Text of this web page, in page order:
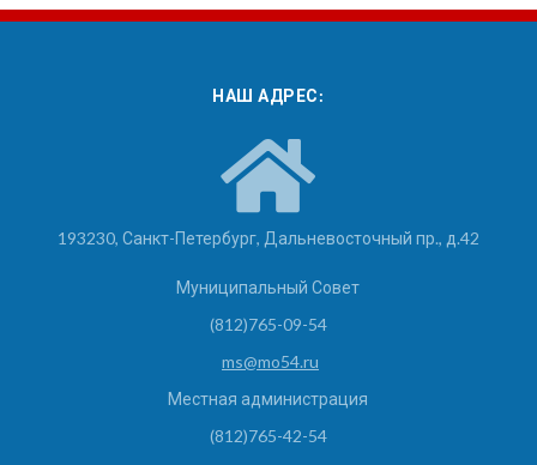
НАШ АДРЕС:
193230, Санкт-Петербург, Дальневосточный пр., д.42
Муниципальный Совет
(812)765-09-54
ms@mo54.ru
Местная администрация
(812)765-42-54